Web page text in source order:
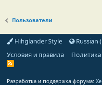
Пользователи
Hihglander Style
Russian
Условия и правила
R
Разработка и поддержка форума: